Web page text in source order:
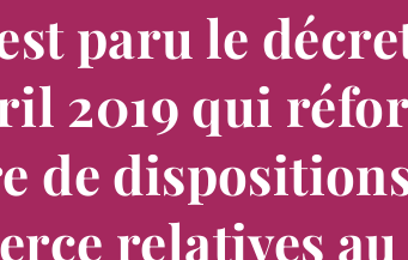
paru le
2019 qui
de
relatives au